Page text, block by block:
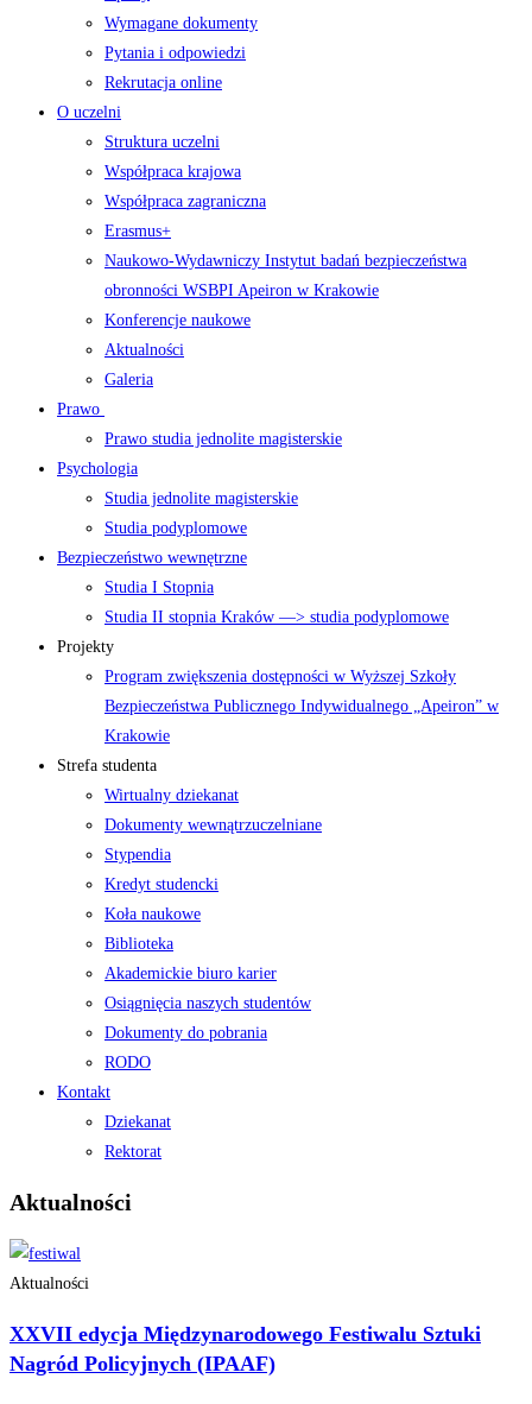
Wymagane dokumenty
Pytania i odpowiedzi
Rekrutacja online
O uczelni
Struktura uczelni
Współpraca krajowa
Współpraca zagraniczna
Erasmus+
Naukowo-Wydawniczy Instytut badań bezpieczeństwa
obronności WSBPI Apeiron w Krakowie
Konferencje naukowe
Aktualności
Galeria
Prawo
Prawo studia jednolite magisterskie
Psychologia
Studia jednolite magisterskie
Studia podyplomowe
Bezpieczeństwo wewnętrzne
Studia I Stopnia
Studia II stopnia Kraków —> studia podyplomowe
Projekty
Program zwiększenia dostępności w Wyższej Szkoły
Bezpieczeństwa Publicznego Indywidualnego „Apeiron” w
Krakowie
Strefa studenta
Wirtualny dziekanat
Dokumenty wewnątrzuczelniane
Stypendia
Kredyt studencki
Koła naukowe
Biblioteka
Akademickie biuro karier
Osiągnięcia naszych studentów
Dokumenty do pobrania
RODO
Kontakt
Dziekanat
Rektorat
Aktualności
Aktualności
XXVII edycja Międzynarodowego Festiwalu Sztuki
Nagród Policyjnych (IPAAF)